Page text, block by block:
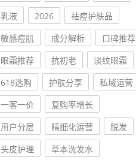
乳液
2026
祛痘护肤品
敏感痘肌
成分解析
口碑推荐
眼霜推荐
抗初老
淡纹眼霜
618选购
护肤分享
私域运营
一客一价
复购率增长
用户分层
精细化运营
脱发
头皮护理
草本洗发水